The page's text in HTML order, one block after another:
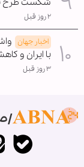
۲ روز قبل
اخبار جهان
با ایران و
۳ روز قبل